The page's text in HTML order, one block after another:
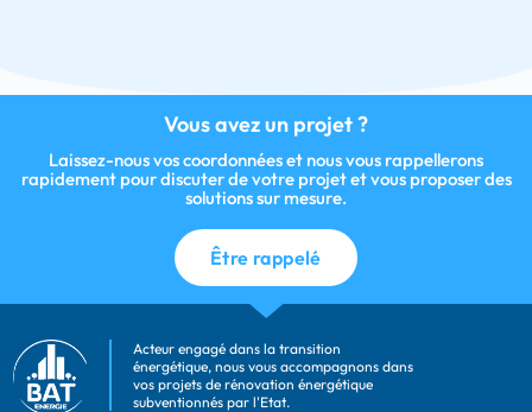
Vous avez un projet ?
Laissez-nous vos coordonnées et nous vous rappellerons
rapidement pour discuter de votre projet et vous proposer des
solutions sur mesure.
Être rappelé
Acteur engagé dans la transition
énergétique, nous vous accompagnons dans
vos projets de rénovation énergétique
subventionnés par l'Etat.